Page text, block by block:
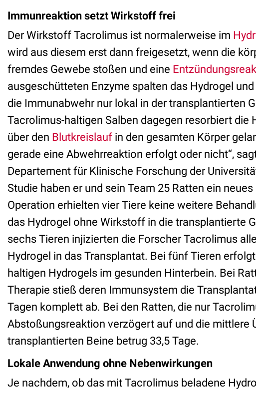
Immunreaktion setzt Wirkstoff frei
Der Wirkstoff Tacrolimus ist normalerweise im
wird aus diesem erst dann freigesetzt, wenn die
fremdes Gewebe stoßen und eine
ausgeschütteten Enzyme spalten das Hydrogel
die Immunabwehr nur lokal in der transplantierten
Tacrolimus-haltigen Salben dagegen resorbiert die
über den Blutkreislauf in den gesamten Körper
gerade eine Abwehrreaktion erfolgt oder nicht“,
Departement für Klinische Forschung der
Studie haben er und sein Team 25 Ratten ein
Operation erhielten vier Tiere keine weitere
das Hydrogel ohne Wirkstoff in die transplantierte
sechs Tieren injizierten die Forscher Tacrolimus
Hydrogel in das Transplantat. Bei fünf Tieren
haltigen Hydrogels im gesunden Hinterbein. Bei
Therapie stieß deren Immunsystem die
Tagen komplett ab. Bei den Ratten, die nur
Abstoßungsreaktion verzögert auf und die mittlere
transplantierten Beine betrug 33,5 Tage.
Lokale Anwendung ohne Nebenwirkungen
Je nachdem, ob das mit Tacrolimus beladene